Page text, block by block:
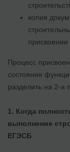
копия
присвоении
Процесс
состояния
разделить на 2-а
1. Когда
выполнение
ЕГЭСБ